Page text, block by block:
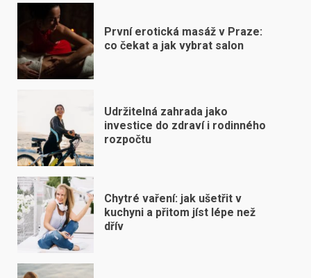
První erotická masáž v Praze:
co čekat a jak vybrat salon
Udržitelná zahrada jako
investice do zdraví i rodinného
rozpočtu
Chytré vaření: jak ušetřit v
kuchyni a přitom jíst lépe než
dřív